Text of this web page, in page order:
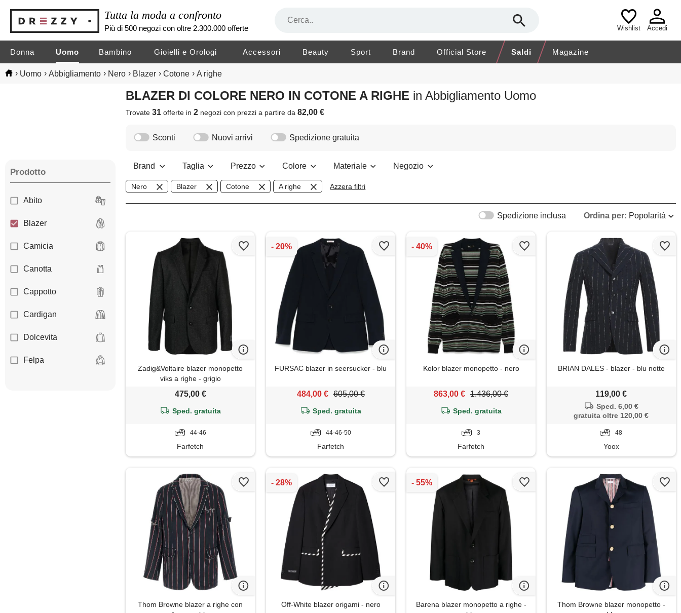
Tutta la moda a confronto
Più di 500 negozi con oltre 2.300.000 offerte Wishlist Accedi
Donna Uomo Bambino Gioielli e Orologi Accessori Beauty Sport Brand Official Store Saldi Magazine
› Uomo › Abbigliamento › Nero › Blazer › Cotone › A righe
BLAZER DI COLORE NERO IN COTONE A RIGHE in Abbigliamento Uomo
Trovate31 offerte in2 negozicon prezzi a partire da82,00 €
Prodotto
Abito
Blazer
Camicia
Canotta
Cappotto
Cardigan
Dolcevita
Felpa
Sconti Nuovi arrivi Spedizione gratuita
Brand Taglia Prezzo Colore Materiale Negozio
Nero Blazer Cotone A righe Azzera filtri
Ordina per: Popolarità
Spedizione inclusa
Zadig&Voltaire blazer monopetto
viks a righe - grigio
475,00 €
Sped. gratuita
44-46
Farfetch
FURSAC blazer in seersucker - blu
484,00 € 605,00 €
Sped. gratuita
44-46-50
Farfetch
Kolor blazer monopetto - nero
863,00 € 1.436,00 €
Sped. gratuita
3
Farfetch
BRIAN DALES - blazer - blu notte
119,00 €
Sped. 6,00 €
gratuita oltre 120,00 €
48
Yoox
Thom Browne blazer a righe con
Off-White blazer origami - nero
Barena blazer monopetto a righe -
Thom Browne blazer monopetto -